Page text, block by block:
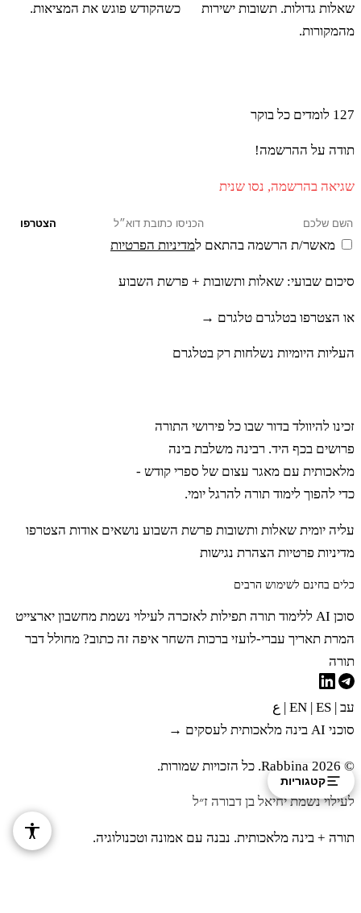
קטגוריות
שאלות גדולות. תשובות ישירות
מהמקורות.
כשהקודש פוגש את המציאות.
127 לומדים כל בוקר
תודה על ההרשמה!
שגיאה בהרשמה, נסו שנית
הצטרפו
מאשר/ת הרשמה בהתאם למדיניות הפרטיות
סיכום שבועי: שאלות ותשובות + פרשת השבוע
או הצטרפו בטלגרם טלגרם →
העליות היומיות נשלחות רק בטלגרם
זכינו להיוולד בדור שבו כל פירושי התורה
פרושים בכף היד. רבינה משלבת בינה
מלאכותית עם מאגר עצום של ספרי קודש -
כדי להפוך לימוד תורה להרגל יומי.
עליה יומית שאלות ותשובות פרשת השבוע נושאים אודות הצטרפו
מדיניות פרטיות הצהרת נגישות
כלים בחינם לשימוש הרבים
סוכן AI ללימוד תורה תפילות לאזכרה לעילוי נשמת מחשבון יארצייט
המרת תאריך עברי-לועזי ברכות השחר איפה זה כתוב? מחולל דבר
תורה
עב |
| ES
| ع
סוכני AI בינה מלאכותית לעסקים →
© 2026 Rabbina. כל הזכויות שמורות.
לעילוי נשמת יחיאל בן דבורה ז״ל
תורה + בינה מלאכותית. נבנה עם אמונה וטכנולוגיה.